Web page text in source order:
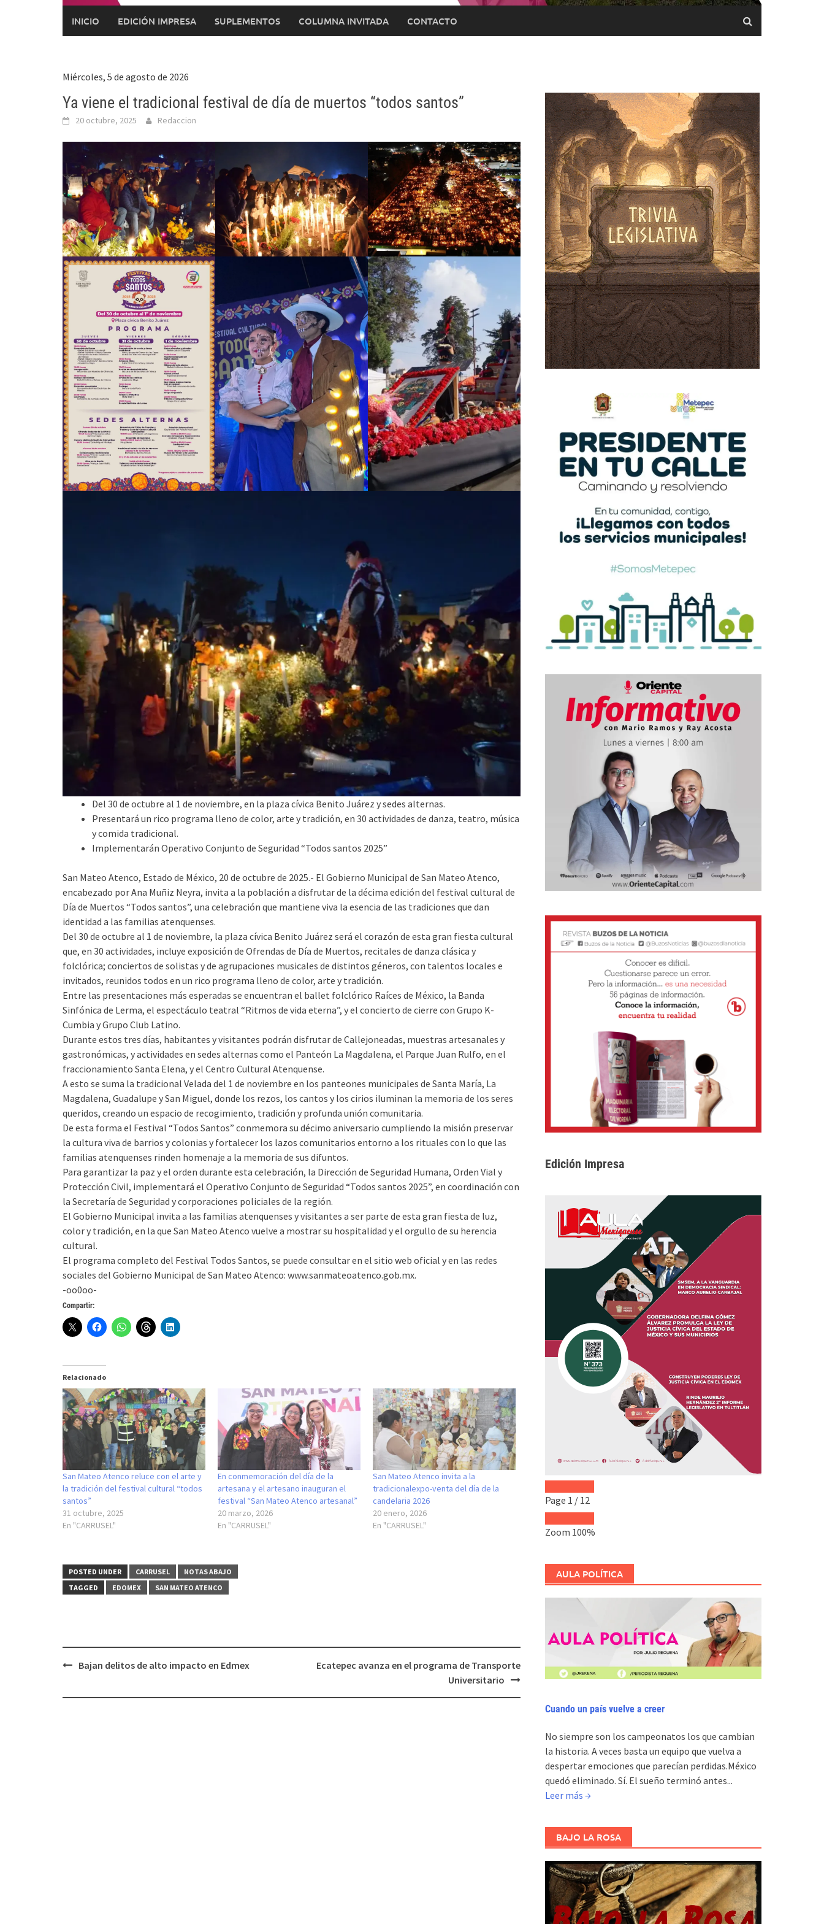
INICIO EDICIÓN IMPRESA SUPLEMENTOS COLUMNA INVITADA CONTACTO
Miércoles, 5 de agosto de 2026
Ya viene el tradicional festival de día de muertos “todos santos”
20 octubre, 2025 Redaccion
Del 30 de octubre al 1 de noviembre, en la plaza cívica Benito Juárez y sedes alternas.
Presentará un rico programa lleno de color, arte y tradición, en 30 actividades de danza, teatro, música
y comida tradicional.
Implementarán Operativo Conjunto de Seguridad “Todos santos 2025”
San Mateo Atenco, Estado de México, 20 de octubre de 2025.- El Gobierno Municipal de San Mateo Atenco,
encabezado por Ana Muñiz Neyra, invita a la población a disfrutar de la décima edición del festival cultural de
Día de Muertos “Todos santos”, una celebración que mantiene viva la esencia de las tradiciones que dan
identidad a las familias atenquenses.
Del 30 de octubre al 1 de noviembre, la plaza cívica Benito Juárez será el corazón de esta gran fiesta cultural
que, en 30 actividades, incluye exposición de Ofrendas de Día de Muertos, recitales de danza clásica y
folclórica; conciertos de solistas y de agrupaciones musicales de distintos géneros, con talentos locales e
invitados, reunidos todos en un rico programa lleno de color, arte y tradición.
Entre las presentaciones más esperadas se encuentran el ballet folclórico Raíces de México, la Banda
Sinfónica de Lerma, el espectáculo teatral “Ritmos de vida eterna”, y el concierto de cierre con Grupo K-
Cumbia y Grupo Club Latino.
Durante estos tres días, habitantes y visitantes podrán disfrutar de Callejoneadas, muestras artesanales y
gastronómicas, y actividades en sedes alternas como el Panteón La Magdalena, el Parque Juan Rulfo, en el
fraccionamiento Santa Elena, y el Centro Cultural Atenquense.
A esto se suma la tradicional Velada del 1 de noviembre en los panteones municipales de Santa María, La
Magdalena, Guadalupe y San Miguel, donde los rezos, los cantos y los cirios iluminan la memoria de los seres
queridos, creando un espacio de recogimiento, tradición y profunda unión comunitaria.
De esta forma el Festival “Todos Santos” conmemora su décimo aniversario cumpliendo la misión preservar
la cultura viva de barrios y colonias y fortalecer los lazos comunitarios entorno a los rituales con lo que las
familias atenquenses rinden homenaje a la memoria de sus difuntos.
Para garantizar la paz y el orden durante esta celebración, la Dirección de Seguridad Humana, Orden Vial y
Protección Civil, implementará el Operativo Conjunto de Seguridad “Todos santos 2025”, en coordinación con
la Secretaría de Seguridad y corporaciones policiales de la región.
El Gobierno Municipal invita a las familias atenquenses y visitantes a ser parte de esta gran fiesta de luz,
color y tradición, en la que San Mateo Atenco vuelve a mostrar su hospitalidad y el orgullo de su herencia
cultural.
El programa completo del Festival Todos Santos, se puede consultar en el sitio web oficial y en las redes
sociales del Gobierno Municipal de San Mateo Atenco: www.sanmateoatenco.gob.mx.
-oo0oo-
Compartir:
Relacionado
San Mateo Atenco reluce con el arte y
la tradición del festival cultural “todos
santos”
31 octubre, 2025
En "CARRUSEL"
En conmemoración del día de la
artesana y el artesano inauguran el
festival “San Mateo Atenco artesanal”
20 marzo, 2026
En "CARRUSEL"
San Mateo Atenco invita a la
tradicionalexpo-venta del día de la
candelaria 2026
20 enero, 2026
En "CARRUSEL"
POSTED UNDER CARRUSEL
NOTAS ABAJO
TAGGED
EDOMEX SAN MATEO ATENCO
PostBajan delitos de alto impacto en Edmex
Ecatepec avanza en el programa de Transporte
Universitario
Edición Impresa
Page 1 / 12
Zoom 100%
AULA POLÍTICA
Cuando un país vuelve a creer
No siempre son los campeonatos los que cambian
la historia. A veces basta un equipo que vuelva a
despertar emociones que parecían perdidas.México
quedó eliminado. Sí. El sueño terminó antes...
Leer más →
BAJO LA ROSA